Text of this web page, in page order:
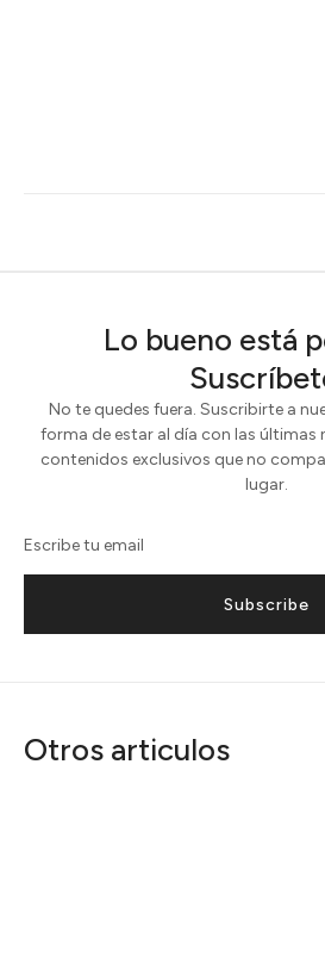
Lo bueno está
No te quedes fuera. Suscribirte a
forma de estar al día con las últimas
contenidos exclusivos que no
lugar.
Subscribe
Otros articulos